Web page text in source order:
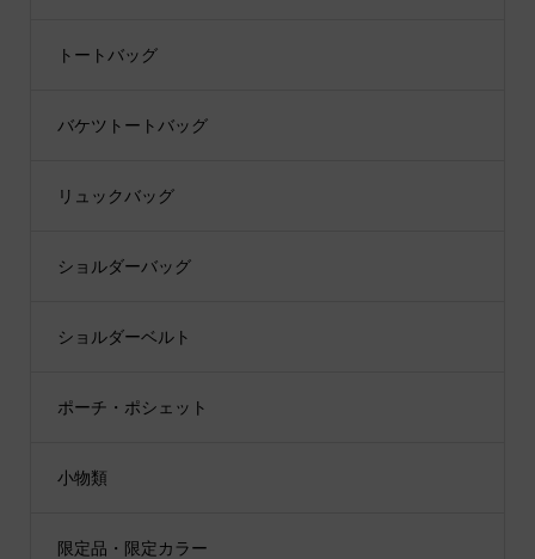
トートバッグ
バケツトートバッグ
リュックバッグ
ショルダーバッグ
ショルダーベルト
ポーチ・ポシェット
小物類
限定品・限定カラー